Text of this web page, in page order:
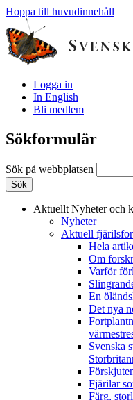
Hoppa till huvudinnehåll
Logga in
In English
Bli medlem
Sökformulär
Sök på webbplatsen
Aktuellt Nyheter och
Nyheter
Aktuell
Hela
Om
Varför
En
Det nya
Svenska
Fjärilar
Färg,